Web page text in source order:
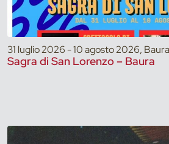
31 luglio 2026 - 10 agosto 2026,
Sagra di San Lorenzo – Baura